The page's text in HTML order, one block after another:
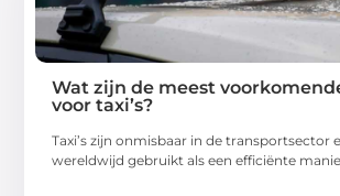
Wat zijn de meest
voor taxi’s?
Taxi’s zijn onmisbaar in de transportsector
wereldwijd gebruikt als een efficiënte